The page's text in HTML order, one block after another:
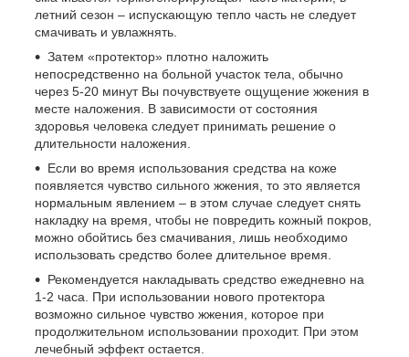
летний сезон – испускающую тепло часть не следует
смачивать и увлажнять.
Затем «протектор» плотно наложить
непосредственно на больной участок тела, обычно
через 5-20 минут Вы почувствуете ощущение жжения в
месте наложения. В зависимости от состояния
здоровья человека следует принимать решение о
длительности наложения.
Если во время использования средства на коже
появляется чувство сильного жжения, то это является
нормальным явлением – в этом случае следует снять
накладку на время, чтобы не повредить кожный покров,
можно обойтись без смачивания, лишь необходимо
использовать средство более длительное время.
Рекомендуется накладывать средство ежедневно на
1-2 часа. При использовании нового протектора
возможно сильное чувство жжения, которое при
продолжительном использовании проходит. При этом
лечебный эффект остается.